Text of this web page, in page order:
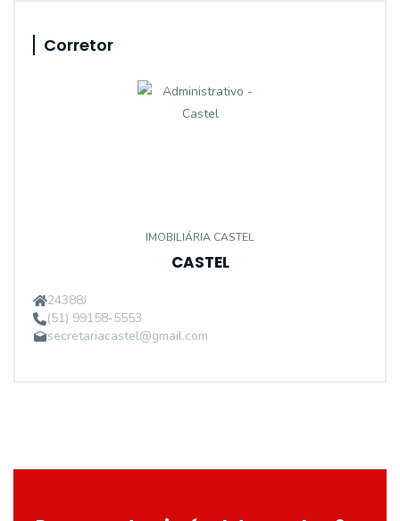
Corretor
IMOBILIÁRIA CASTEL
CASTEL
24388J
(51) 99158-5553
secretariacastel@gmail.com